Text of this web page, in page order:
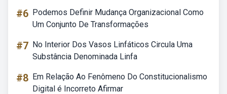
#6 Podemos Definir Mudança Organizacional Como
Um Conjunto De Transformações
#7 No Interior Dos Vasos Linfáticos Circula Uma
Substância Denominada Linfa
#8 Em Relação Ao Fenômeno Do Constitucionalismo
Digital é Incorreto Afirmar